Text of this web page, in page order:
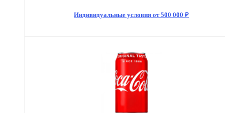
Индивидуальные условия от 500 000 ₽